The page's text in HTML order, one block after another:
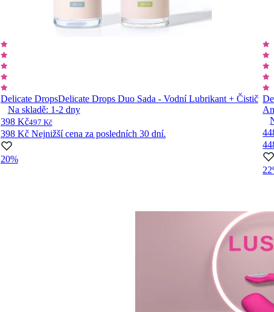
Delicate DropsDelicate Drops Duo Sada - Vodní Lubrikant + Čistič
Na skladě: 1-2 dny
398 Kč497 Kč
398 Kč Nejnižší cena za posledních 30 dní.
20%